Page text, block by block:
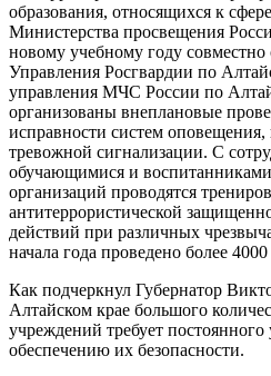
образования, относящихся к
Министерства просвещения
новому учебному году совместно
Управления Росгвардии по
управления МЧС России по
организованы внеплановые
исправности систем
тревожной сигнализации. С
обучающимися и
организаций проводятся
антитеррористической
действий при различных
начала года проведено более
Как подчеркнул Губернатор
Алтайском крае большого
учреждений требует
обеспечению их безопасности.